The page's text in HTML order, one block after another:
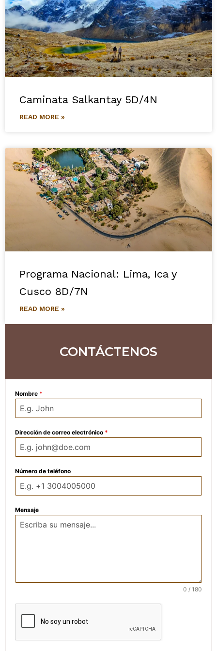
Caminata Salkantay 5D/4N
READ MORE »
Programa Nacional: Lima, Ica y
Cusco 8D/7N
READ MORE »
CONTÁCTENOS
Nombre *
Dirección de correo electrónico *
Número de teléfono
Mensaje
0 / 180